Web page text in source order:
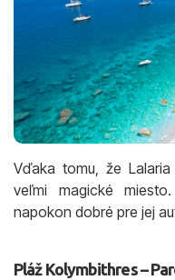
Vďaka tomu, že
veľmi magické
napokon dobré pre jej
Pláž Kolymbithres –